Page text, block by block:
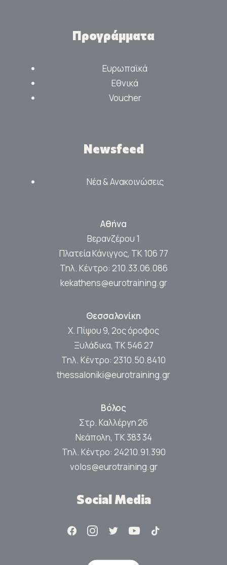
Προγράμματα
Ευρωπαϊκά
Εθνικά
Voucher
Newsfeed
Νέα & Ανακοινώσεις
Αθήνα
Βερανζέρου 1
Πλατεία Κάνιγγος, ΤΚ 106 77
Τηλ. Κέντρο: 210.33.06.086
kekathens@eurotraining.gr
Θεσσαλονίκη
Χ. Πίψου 9, 2ος όροφος
Ξυλάδικα, ΤΚ 546 27
Τηλ. Κέντρο: 2310.50.8410
thessaloniki@eurotraining.gr
Βόλος
Στρ. Καλλέργη 26
Νεάπολη, ΤΚ 383 34
Τηλ. Κέντρο: 24210.91.390
volos@eurotraining.gr
Social Media